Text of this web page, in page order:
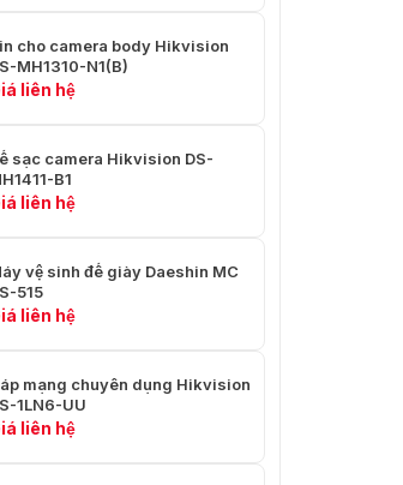
5.8 ± 0,4mm
Sạch, mịn, bóng
PVC (tuân thủ RoHS), CM
Trắng RAL9003
≤±0.5%, 1m
cho camera body Hikvision
MH1310-N1(B)
liên hệ
sạc camera Hikvision DS-
B1
liên hệ
vệ sinh đế giày Daeshin MC
515
liên hệ
mạng chuyên dụng Hikvision
1LN6-UU
liên hệ